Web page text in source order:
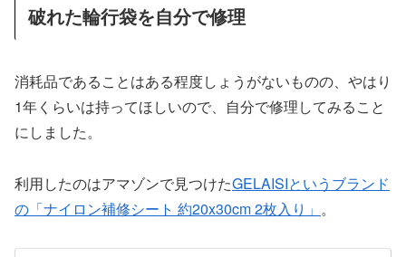
破れた輪行袋を自分で修理
消耗品であることはある程度しょうがないものの、やはり
1年くらいは持ってほしいので、自分で修理してみること
にしました。
利用したのはアマゾンで見つけたGELAISIというブランド
の「ナイロン補修シート 約20x30cm 2枚入り」 。